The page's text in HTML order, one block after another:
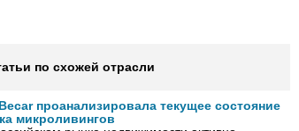
по схожей отрасли
проанализировала текущее состояние
микроливингов